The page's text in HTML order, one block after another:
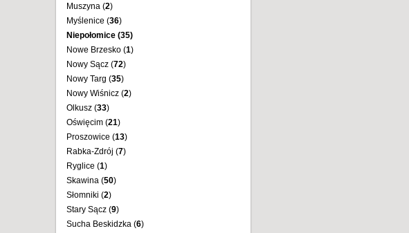
Muszyna (2)
Myślenice (36)
Niepołomice (35)
Nowe Brzesko (1)
Nowy Sącz (72)
Nowy Targ (35)
Nowy Wiśnicz (2)
Olkusz (33)
Oświęcim (21)
Proszowice (13)
Rabka-Zdrój (7)
Ryglice (1)
Skawina (50)
Słomniki (2)
Stary Sącz (9)
Sucha Beskidzka (6)